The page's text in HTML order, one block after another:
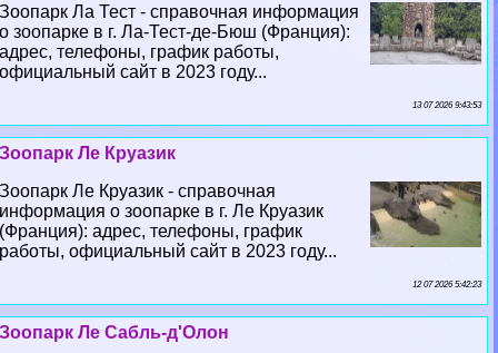
Зоопарк Ла Тест - справочная информация
о зоопарке в г. Ла-Тест-де-Бюш (Франция):
адрес, телефоны, график работы,
официальный сайт в 2023 году...
13 07 2026 9:43:53
Зоопарк Ле Круазик
Зоопарк Ле Круазик - справочная
информация о зоопарке в г. Ле Круазик
(Франция): адрес, телефоны, график
работы, официальный сайт в 2023 году...
12 07 2026 5:42:23
Зоопарк Ле Сабль-д'Олон